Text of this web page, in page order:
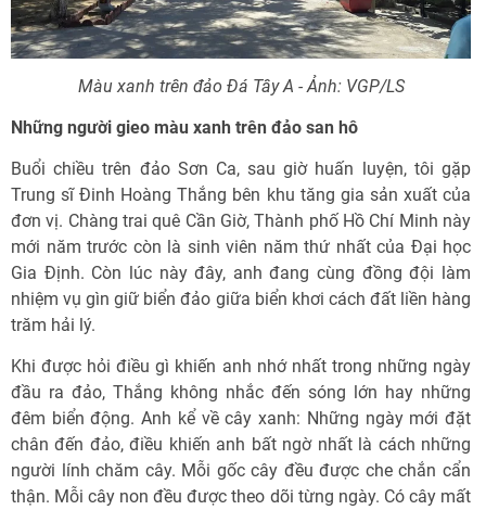
Màu xanh trên đảo Đá Tây A - Ảnh: VGP/LS
Những người gieo màu xanh trên đảo san hô
Buổi chiều trên đảo Sơn Ca, sau giờ huấn luyện, tôi gặp
Trung sĩ Đinh Hoàng Thắng bên khu tăng gia sản xuất của
đơn vị. Chàng trai quê Cần Giờ, Thành phố Hồ Chí Minh này
mới năm trước còn là sinh viên năm thứ nhất của Đại học
Gia Định. Còn lúc này đây, anh đang cùng đồng đội làm
nhiệm vụ gìn giữ biển đảo giữa biển khơi cách đất liền hàng
trăm hải lý.
Khi được hỏi điều gì khiến anh nhớ nhất trong những ngày
đầu ra đảo, Thắng không nhắc đến sóng lớn hay những
đêm biển động. Anh kể về cây xanh: Những ngày mới đặt
chân đến đảo, điều khiến anh bất ngờ nhất là cách những
người lính chăm cây. Mỗi gốc cây đều được che chắn cẩn
thận. Mỗi cây non đều được theo dõi từng ngày. Có cây mất